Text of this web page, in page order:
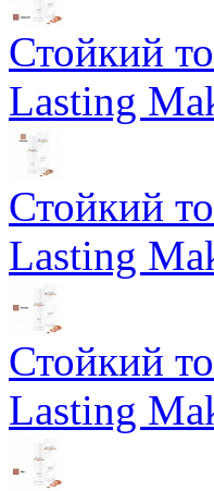
Стойкий
Lasting
Стойкий
Lasting
Стойкий
Lasting